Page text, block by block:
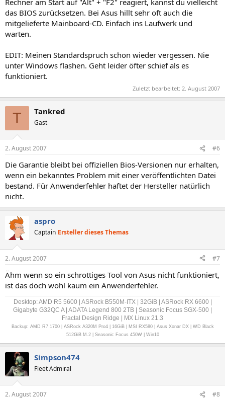
Rechner am Start auf "Alt" + "F2" reagiert, kannst du vielleicht
das BIOS zurücksetzen. Bei Asus hillt sehr oft auch die
mitgelieferte Mainboard-CD. Einfach ins Laufwerk und
warten.
EDIT: Meinen Standardspruch schon wieder vergessen. Nie
unter Windows flashen. Geht leider öfter schief als es
funktioniert.
Zuletzt bearbeitet: 2. August 2007
T Tankred
Gast
2. August 2007 #6
Die Garantie bleibt bei offiziellen Bios-Versionen nur erhalten,
wenn ein bekanntes Problem mit einer veröffentlichten Datei
bestand. Für Anwenderfehler haftet der Hersteller natürlich
nicht.
aspro
Captain Ersteller dieses Themas
2. August 2007 #7
Ähm wenn so ein schrottiges Tool von Asus nicht funktioniert,
ist das doch wohl kaum ein Anwenderfehler.
Desktop: AMD R5 5600 | ASRock B550M-ITX | 32GiB | ASRock RX 6600 |
Gigabyte G32QC A | ADATA Legend 800 2TB | Seasonic Focus SGX-500 |
Fractal Design Ridge | MX Linux 21.3
Backup: AMD R7 1700 | ASRock A320M Pro4 | 16GiB | MSI RX580 | Asus Xonar DX | WD Black
512GiB M.2 | Seasonic Focus 450W | Win10
Simpson474
Fleet Admiral
2. August 2007 #8